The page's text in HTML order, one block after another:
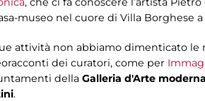
museo nel cuore di Villa Borghese a
attività non abbiamo dimenticato
dei curatori, come per
della Galleria d'Arte
.